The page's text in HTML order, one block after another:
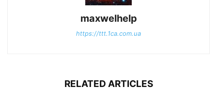
maxwelhelp
https://ttt.1ca.com.ua
RELATED ARTICLES